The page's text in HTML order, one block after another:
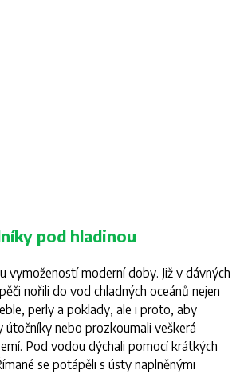
pod hladinou
vymožeností moderní doby. Již v dávných
nořili do vod chladných oceánů nejen
perly a poklady, ale i proto, aby
útočníky nebo prozkoumali veškerá
Pod vodou dýchali pomocí krátkých
se potápěli s ústy naplněnými